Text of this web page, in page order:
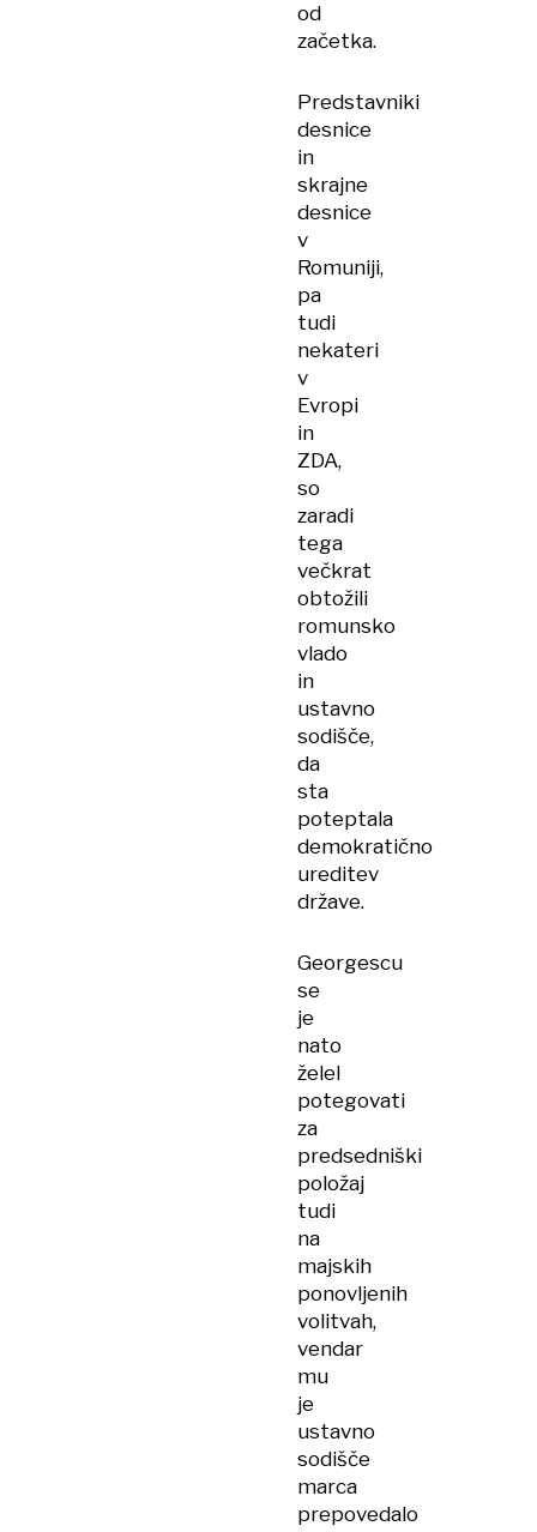
od
začetka.
Predstavniki
desnice
in
skrajne
desnice
v
Romuniji,
pa
tudi
nekateri
v
Evropi
in
ZDA,
so
zaradi
tega
večkrat
obtožili
romunsko
vlado
in
ustavno
sodišče,
da
sta
poteptala
demokratično
ureditev
države.
Georgescu
se
je
nato
želel
potegovati
za
predsedniški
položaj
tudi
na
majskih
ponovljenih
volitvah,
vendar
mu
je
ustavno
sodišče
marca
prepovedalo